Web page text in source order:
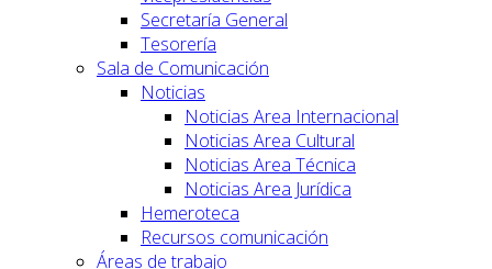
Secretaría General
Tesorería
Sala de Comunicación
Noticias
Noticias Area Internacional
Noticias Area Cultural
Noticias Area Técnica
Noticias Area Jurídica
Hemeroteca
Recursos comunicación
Áreas de trabajo